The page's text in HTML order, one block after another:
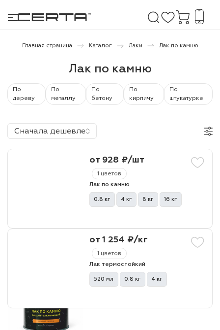
и дачи
бетону,
Главная страница Каталог Лаки Лак по камню
Лак по камню
По
дереву
По
металлу
По
бетону
По
кирпичу
По
штукатурке
Сначала дешевле
1 цветов
от 928 ₽/шт
Лак по камню
0.8 кг 4 кг 8 кг 16 кг
1 цветов
от 1 254 ₽/кг
Лак термостойкий
520 мл 0.8 кг 4 кг